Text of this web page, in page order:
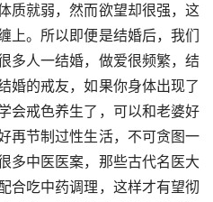
质就弱，然而欲望却很强，这
上。所以即便是结婚后，我们
多人一结婚，做爱很频繁，结
婚的戒友，如果你身体出现了
会戒色养生了，可以和老婆好
再节制过性生活，不可贪图一
多中医医案，那些古代名医大
合吃中药调理，这样才有望彻